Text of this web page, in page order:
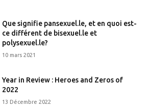
Que signifie pansexuel.le, et en quoi est-
ce différent de bisexuel.le et
polysexuel.le?
10 mars 2021
Year in Review : Heroes and Zeros of
2022
13 Décembre 2022